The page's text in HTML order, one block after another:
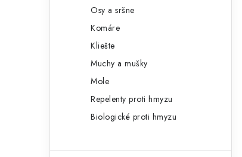
Osy a sršne
Komáre
Kliešte
Muchy a mušky
Mole
Repelenty proti hmyzu
Biologické proti hmyzu